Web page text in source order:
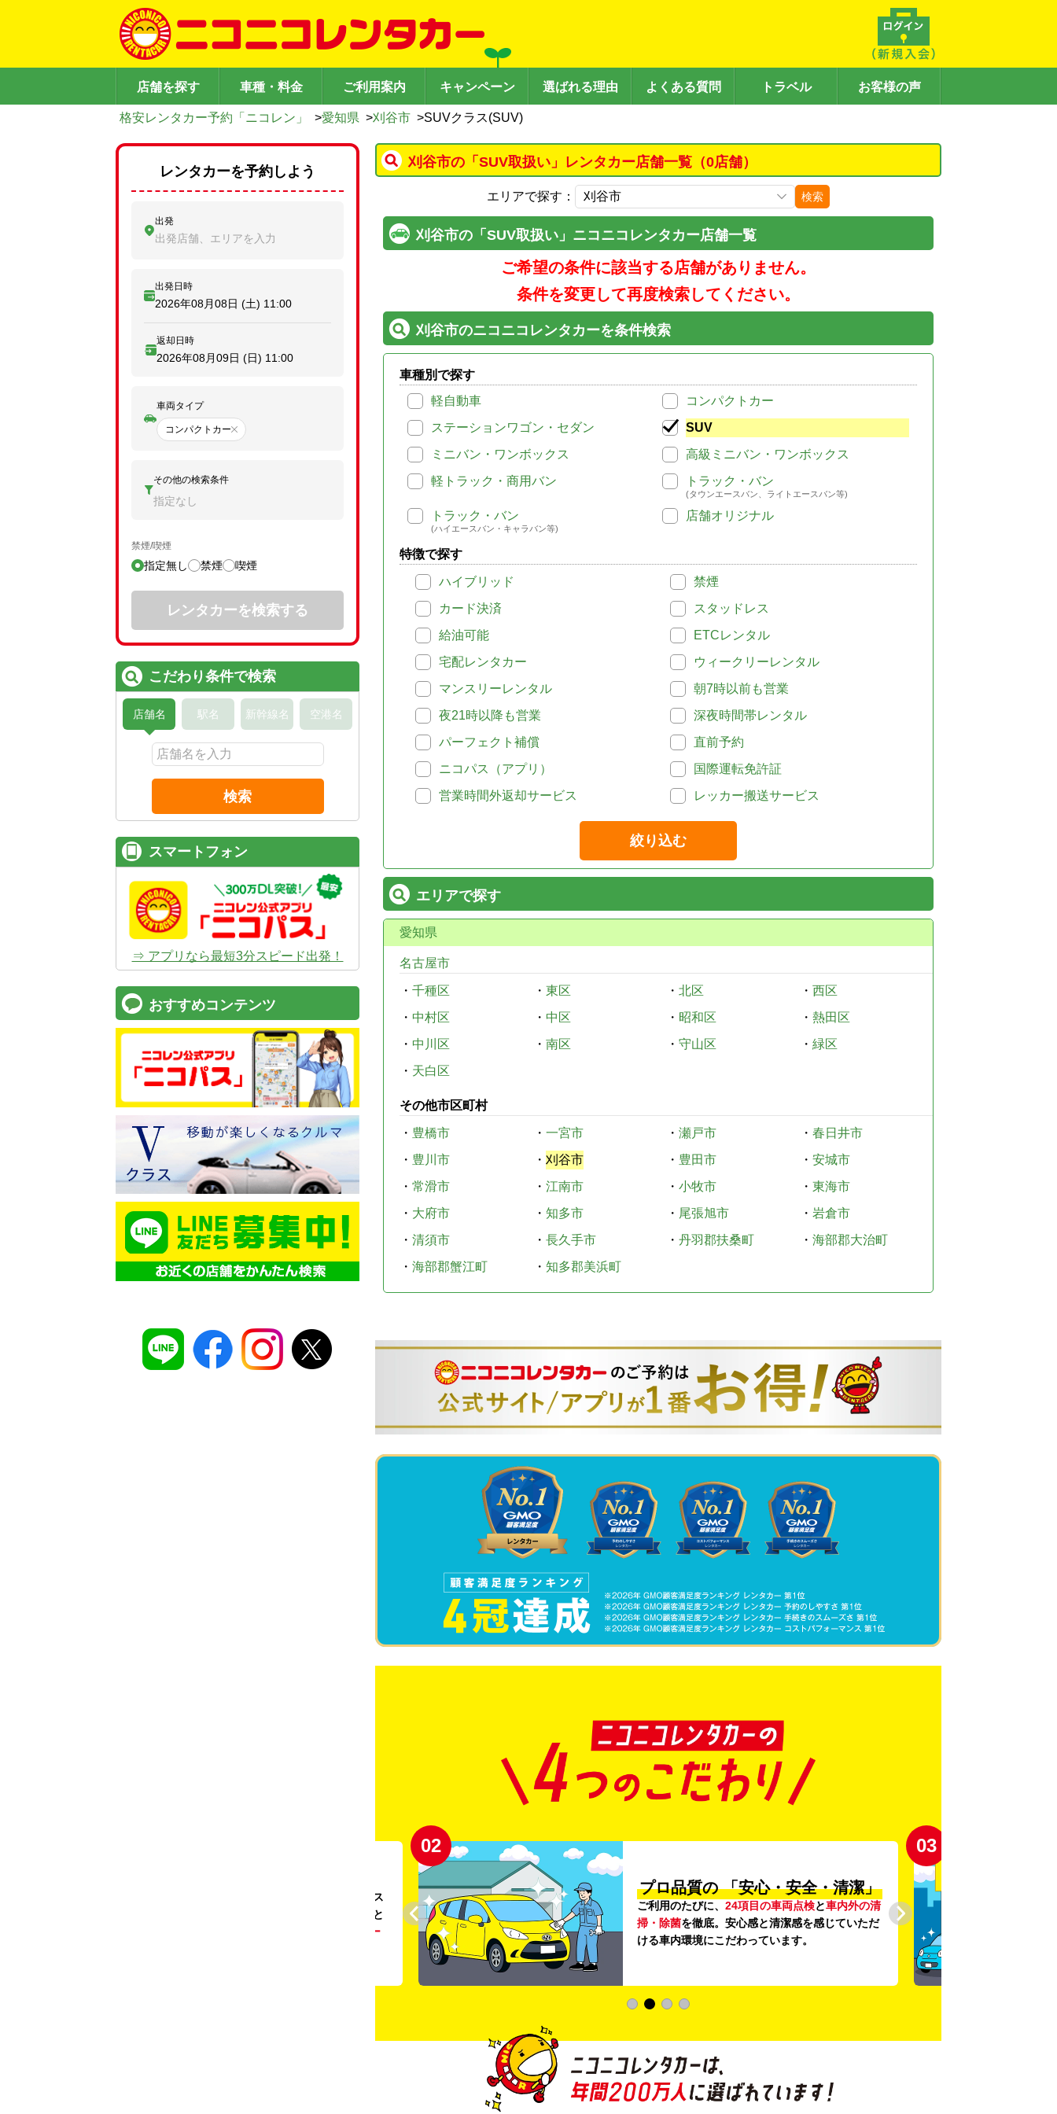
店舗を探す 車種・料金 ご利用案内 キャンペーン 選ばれる理由 よくある質問 トラベル お客様の声
格安レンタカー予約「ニコレン」 >愛知県 >刈谷市 >SUVクラス(SUV)
刈谷市の「SUV取扱い」レンタカー店舗一覧（0店舗）
エリアで探す： 検索
刈谷市の「SUV取扱い」ニコニコレンタカー店舗一覧
ご希望の条件に該当する店舗がありません。
条件を変更して再度検索してください。
刈谷市のニコニコレンタカーを条件検索
車種別で探す
軽自動車
コンパクトカー
ステーションワゴン・セダン
SUV
ミニバン・ワンボックス
高級ミニバン・ワンボックス
軽トラック・商用バン
トラック・バン
(タウンエースバン、ライトエースバン等)
トラック・バン
(ハイエースバン・キャラバン等)
店舗オリジナル
特徴で探す
ハイブリッド
禁煙
カード決済
スタッドレス
給油可能
ETCレンタル
宅配レンタカー
ウィークリーレンタル
マンスリーレンタル
朝7時以前も営業
夜21時以降も営業
深夜時間帯レンタル
パーフェクト補償
直前予約
ニコパス（アプリ）
国際運転免許証
営業時間外返却サービス
レッカー搬送サービス
絞り込む
エリアで探す
愛知県
名古屋市
・ 千種区 ・ 東区 ・ 北区 ・ 西区
・ 中村区 ・ 中区 ・ 昭和区 ・ 熱田区
・ 中川区 ・ 南区 ・ 守山区 ・ 緑区
・ 天白区
その他市区町村
・ 豊橋市 ・ 一宮市 ・ 瀬戸市 ・ 春日井市
・ 豊川市 ・ 刈谷市 ・ 豊田市 ・ 安城市
・ 常滑市 ・ 江南市 ・ 小牧市 ・ 東海市
・ 大府市 ・ 知多市 ・ 尾張旭市 ・ 岩倉市
・ 清須市 ・ 長久手市 ・ 丹羽郡扶桑町 ・ 海部郡大治町
・ 海部郡蟹江町 ・ 知多郡美浜町
。ガソリンス
タンドや整備工場の既存インフラを活用すること
リー
02
プロ品質の 「安心・安全・清潔」
ご利用のたびに、 24項目の車両点検と車内外の清
掃・除菌を徹底。安心感と清潔感を感じていただ
ける車内環境にこだわっています。
03
レンタカーを予約しよう
出発
出発店舗、エリアを入力
出発日時
2026年08月08日 (土) 11:00
返却日時
2026年08月09日 (日) 11:00
車両タイプ
コンパクトカー
その他の検索条件
指定なし
禁煙/喫煙
指定無し 禁煙 喫煙
レンタカーを検索する
こだわり条件で検索
店舗名 駅名 新幹線名 空港名
検索
スマートフォン
⇒ アプリなら最短3分スピード出発！
おすすめコンテンツ